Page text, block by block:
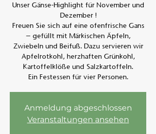
Unser Gänse-Highlight für November und
Dezember !
Freuen Sie sich auf eine ofenfrische Gans
– gefüllt mit Märkischen Äpfeln,
Zwiebeln und Beifuß. Dazu servieren wir
Apfelrotkohl, herzhaften Grünkohl,
Kartoffelklöße und Salzkartoffeln.
Ein Festessen für vier Personen.
Anmeldung abgeschlossen
Veranstaltungen ansehen